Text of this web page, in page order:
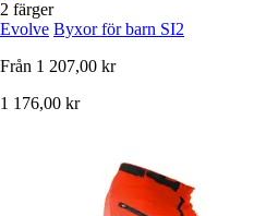
2 färger
Evolve Byxor för barn SI2
Från 1 207,00 kr
1 176,00 kr